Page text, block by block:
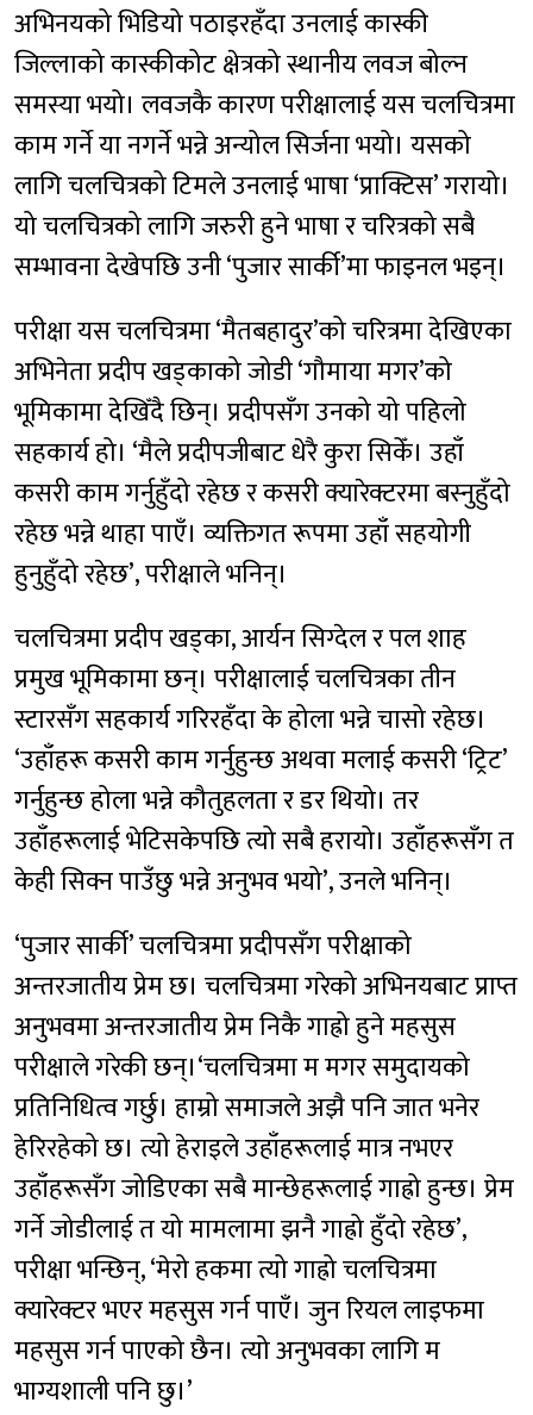
अभिनयको भिडियो पठाइरहँदा उनलाई कास्की
जिल्लाको कास्कीकोट क्षेत्रको स्थानीय लवज बोल्न
समस्या भयो। लवजकै कारण परीक्षालाई यस चलचित्रमा
काम गर्ने या नगर्ने भन्ने अन्योल सिर्जना भयो। यसको
लागि चलचित्रको टिमले उनलाई भाषा ‘प्राक्टिस’ गरायो।
यो चलचित्रको लागि जरुरी हुने भाषा र चरित्रको सबै
सम्भावना देखेपछि उनी ‘पुजार सार्की’मा फाइनल भइन्।
परीक्षा यस चलचित्रमा ‘मैतबहादुर’को चरित्रमा देखिएका
अभिनेता प्रदीप खड्काको जोडी ‘गौमाया मगर’को
भूमिकामा देखिँदै छिन्। प्रदीपसँग उनको यो पहिलो
सहकार्य हो। ‘मैले प्रदीपजीबाट धेरै कुरा सिकेँ। उहाँ
कसरी काम गर्नुहुँदो रहेछ र कसरी क्यारेक्टरमा बस्नुहुँदो
रहेछ भन्ने थाहा पाएँ। व्यक्तिगत रूपमा उहाँ सहयोगी
हुनुहुँदो रहेछ’, परीक्षाले भनिन्।
चलचित्रमा प्रदीप खड्का, आर्यन सिग्देल र पल शाह
प्रमुख भूमिकामा छन्। परीक्षालाई चलचित्रका तीन
स्टारसँग सहकार्य गरिरहँदा के होला भन्ने चासो रहेछ।
‘उहाँहरू कसरी काम गर्नुहुन्छ अथवा मलाई कसरी ‘ट्रिट’
गर्नुहुन्छ होला भन्ने कौतुहलता र डर थियो। तर
उहाँहरूलाई भेटिसकेपछि त्यो सबै हरायो। उहाँहरूसँग त
केही सिक्न पाउँछु भन्ने अनुभव भयो’, उनले भनिन्।
‘पुजार सार्की’ चलचित्रमा प्रदीपसँग परीक्षाको
अन्तरजातीय प्रेम छ। चलचित्रमा गरेको अभिनयबाट प्राप्त
अनुभवमा अन्तरजातीय प्रेम निकै गाह्रो हुने महसुस
परीक्षाले गरेकी छन्।‘चलचित्रमा म मगर समुदायको
प्रतिनिधित्व गर्छु। हाम्रो समाजले अझै पनि जात भनेर
हेरिरहेको छ। त्यो हेराइले उहाँहरूलाई मात्र नभएर
उहाँहरूसँग जोडिएका सबै मान्छेहरूलाई गाह्रो हुन्छ। प्रेम
गर्ने जोडीलाई त यो मामलामा झनै गाह्रो हुँदो रहेछ’,
परीक्षा भन्छिन्, ‘मेरो हकमा त्यो गाह्रो चलचित्रमा
क्यारेक्टर भएर महसुस गर्न पाएँ। जुन रियल लाइफमा
महसुस गर्न पाएको छैन। त्यो अनुभवका लागि म
भाग्यशाली पनि छु।’